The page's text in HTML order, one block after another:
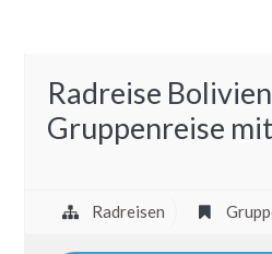
Radreise
Gruppenreise
Radreisen